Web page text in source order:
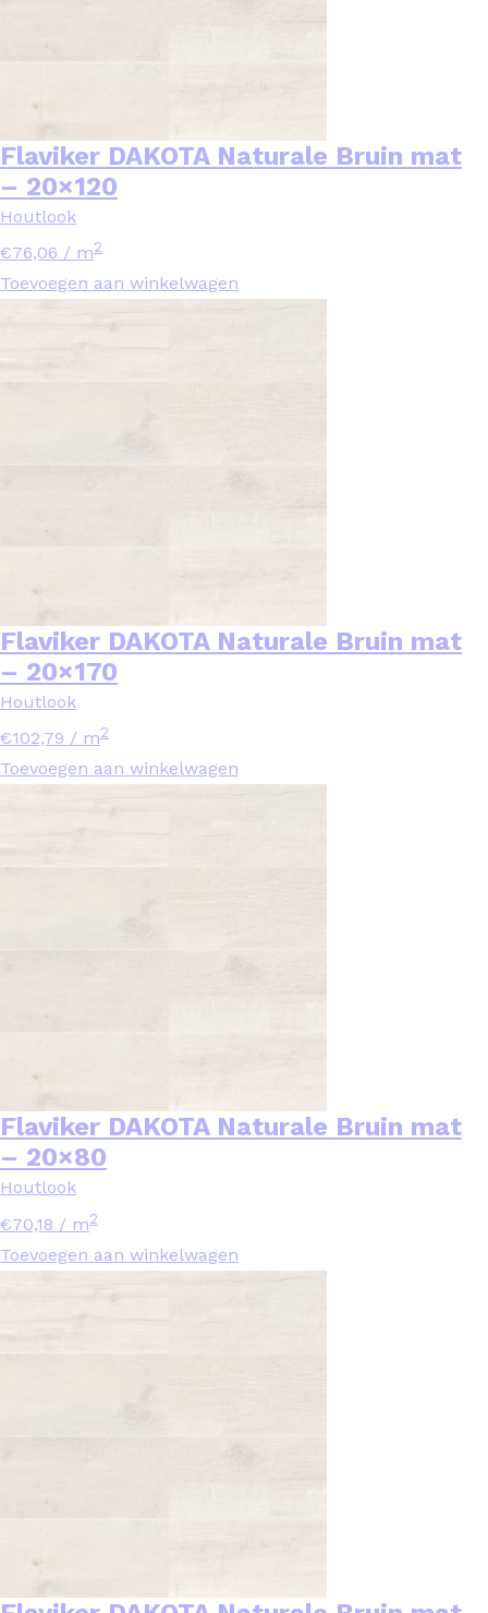
Flaviker DAKOTA Naturale Bruin mat
– 20×120
Houtlook
€76,06 / m2
Toevoegen aan winkelwagen
Flaviker DAKOTA Naturale Bruin mat
– 20×170
Houtlook
€102,79 / m2
Toevoegen aan winkelwagen
Flaviker DAKOTA Naturale Bruin mat
– 20×80
Houtlook
€70,18 / m2
Toevoegen aan winkelwagen